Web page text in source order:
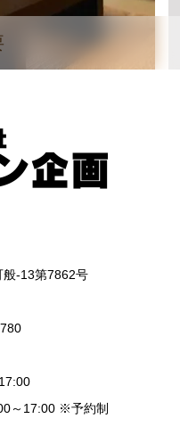
般-13第7862号
～17:00 ※予約制